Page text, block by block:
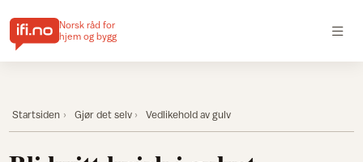
Norsk råd for
hjem og bygg
Startsiden Gjør det selv Vedlikehold av gulv